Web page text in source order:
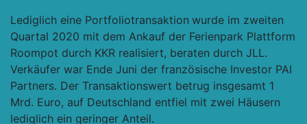
Lediglich eine Portfoliotransaktion wurde im zweiten
Quartal 2020 mit dem Ankauf der Ferienpark Plattform
Roompot durch KKR realisiert, beraten durch JLL.
Verkäufer war Ende Juni der französische Investor PAI
Partners. Der Transaktionswert betrug insgesamt 1
Mrd. Euro, auf Deutschland entfiel mit zwei Häusern
lediglich ein geringer Anteil.